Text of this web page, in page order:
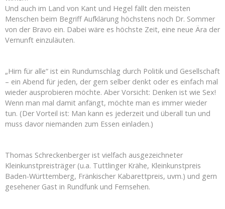
Und auch im Land von Kant und Hegel fällt den meisten
Menschen beim Begriff Aufklärung höchstens noch Dr. Sommer
von der Bravo ein. Dabei wäre es höchste Zeit, eine neue Ära der
Vernunft einzuläuten.
„Hirn für alle“ ist ein Rundumschlag durch Politik und Gesellschaft
– ein Abend für jeden, der gern selber denkt oder es einfach mal
wieder ausprobieren möchte. Aber Vorsicht: Denken ist wie Sex!
Wenn man mal damit anfängt, möchte man es immer wieder
tun. (Der Vorteil ist: Man kann es jederzeit und überall tun und
muss davor niemanden zum Essen einladen.)
Thomas Schreckenberger ist vielfach ausgezeichneter
Kleinkunstpreisträger (u.a. Tuttlinger Krähe, Kleinkunstpreis
Baden-Württemberg, Fränkischer Kabarettpreis, uvm.) und gern
gesehener Gast in Rundfunk und Fernsehen.